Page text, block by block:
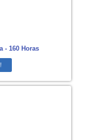
- 160 Horas